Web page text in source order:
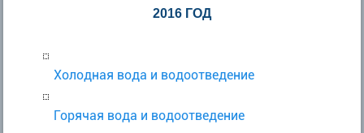
2016 ГОД
Холодная вода и водоотведение
Горячая вода и водоотведение